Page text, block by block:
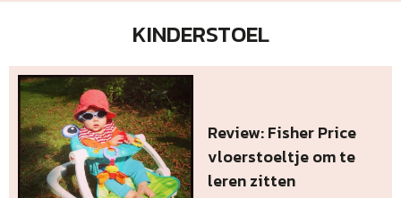
KINDERSTOEL
Review: Fisher Price
vloerstoeltje om te
leren zitten